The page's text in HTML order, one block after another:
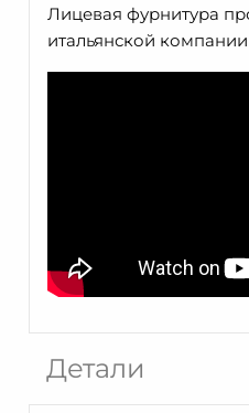
Лицевая фурнитура
итальянской
Детали